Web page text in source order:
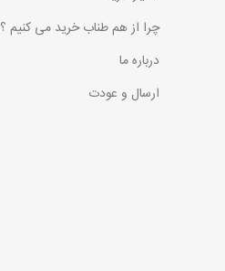
چرا از هم طناب خرید می کنیم ؟
درباره ما
ارسال و عودت